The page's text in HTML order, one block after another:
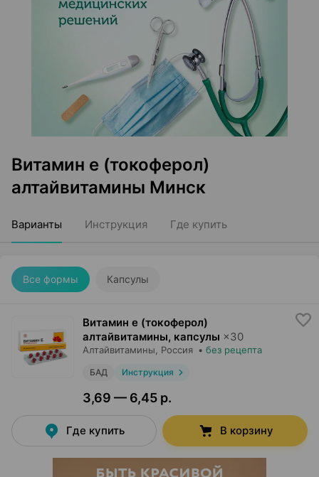
Витамин е (токоферол)
алтайвитамины Минск
Варианты Инструкция Где купить
Все формы Капсулы
Витамин е (токоферол)
алтайвитамины, капсулы ×30
Алтайвитамины , Россия • без рецепта
БАД Инструкция
3,69 — 6,45 р.
Где купить В корзину